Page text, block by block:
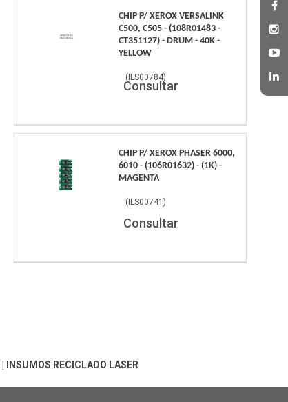
CHIP P/ XEROX VERSALINK
C500, C505 - (108R01483 -
CT351127) - DRUM - 40K -
YELLOW
( ILS00784)
Consultar
CHIP P/ XEROX PHASER 6000,
6010 - (106R01632) - (1K) -
MAGENTA
( ILS00741)
Consultar
INSUMOS RECICLADO LASER